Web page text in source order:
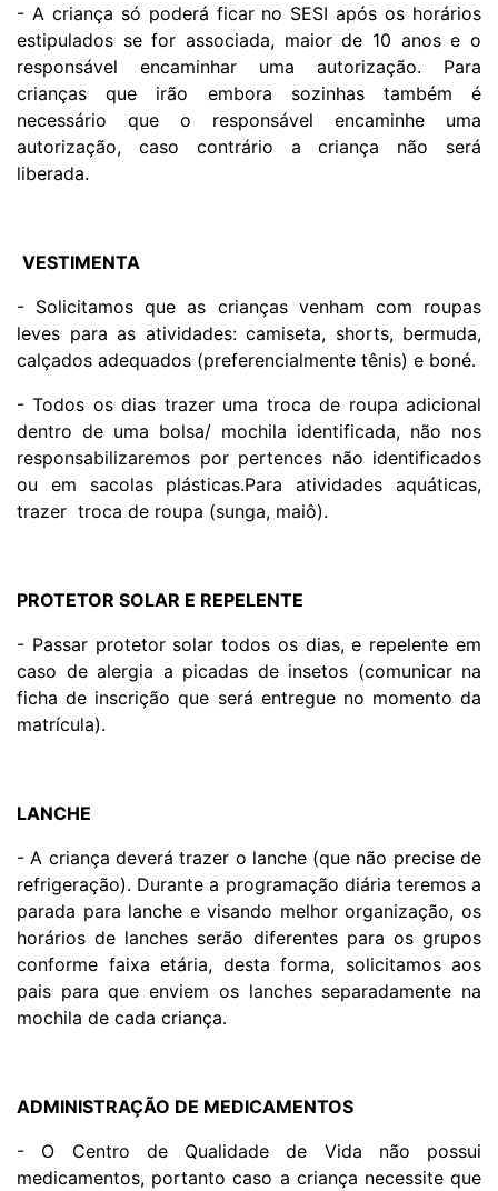
- A criança só poderá ficar no SESI após os horários
estipulados se for associada, maior de 10 anos e o
responsável encaminhar uma autorização. Para
crianças que irão embora sozinhas também é
necessário que o responsável encaminhe uma
autorização, caso contrário a criança não será
liberada.
VESTIMENTA
- Solicitamos que as crianças venham com roupas
leves para as atividades: camiseta, shorts, bermuda,
calçados adequados (preferencialmente tênis) e boné.
- Todos os dias trazer uma troca de roupa adicional
dentro de uma bolsa/ mochila identificada, não nos
responsabilizaremos por pertences não identificados
ou em sacolas plásticas.Para atividades aquáticas,
trazer troca de roupa (sunga, maiô).
PROTETOR SOLAR E REPELENTE
- Passar protetor solar todos os dias, e repelente em
caso de alergia a picadas de insetos (comunicar na
ficha de inscrição que será entregue no momento da
matrícula).
LANCHE
- A criança deverá trazer o lanche (que não precise de
refrigeração). Durante a programação diária teremos a
parada para lanche e visando melhor organização, os
horários de lanches serão diferentes para os grupos
conforme faixa etária, desta forma, solicitamos aos
pais para que enviem os lanches separadamente na
mochila de cada criança.
ADMINISTRAÇÃO DE MEDICAMENTOS
- O Centro de Qualidade de Vida não possui
medicamentos, portanto caso a criança necessite que